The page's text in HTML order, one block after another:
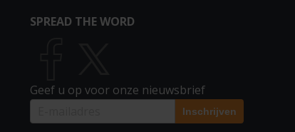
SPREAD THE WORD
Geef u op voor onze nieuwsbrief